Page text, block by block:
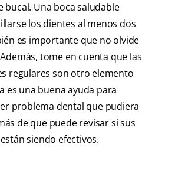
bucal. Una boca saludable
los dientes al menos dos
es importante que no olvide
tome en cuenta que las
regulares son otro elemento
es una buena ayuda para
problema dental que pudiera
de que puede revisar si sus
siendo efectivos.